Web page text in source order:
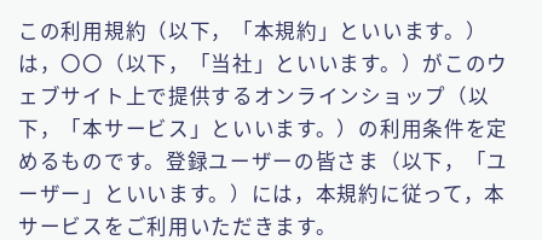
この利用規約（以下，「本規約」といいます。）
は，〇〇（以下，「当社」といいます。）がこのウ
ェブサイト上で提供するオンラインショップ（以
下，「本サービス」といいます。）の利用条件を定
めるものです。登録ユーザーの皆さま（以下，「ユ
ーザー」といいます。）には，本規約に従って，本
サービスをご利用いただきます。